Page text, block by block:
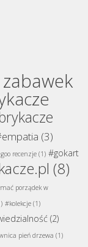
(3)
recenzje (1) #gokart
(8)
porządek w
#kolekcje (1)
(2)
pień drzewa (1)